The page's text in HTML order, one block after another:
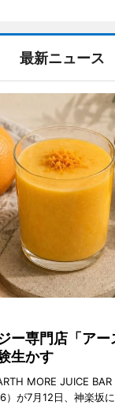
最新ニュース
ー専門店「ア
生かす
MORE JUICE
が7月12日、神楽坂に